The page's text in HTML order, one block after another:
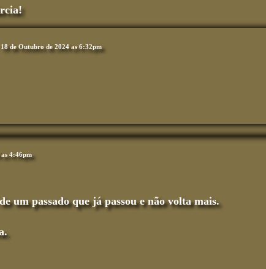
18 de Outubro de 2024 as 6:32pm
4:46pm
um passado que já passou e não volta mais.